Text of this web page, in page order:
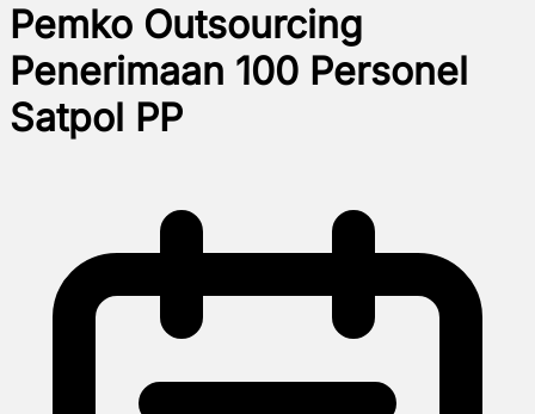
Pemko Outsourcing
Penerimaan 100 Personel
Satpol PP